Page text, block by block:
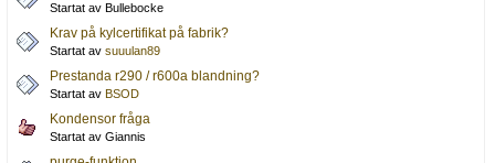
Startat av Bullebocke
Krav på kylcertifikat på fabrik?
Startat av suuulan89
Prestanda r290 / r600a blandning?
Startat av BSOD
Kondensor fråga
Startat av Giannis